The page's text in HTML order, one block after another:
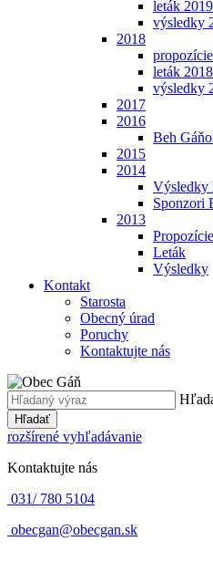
leták 2019
výsledky
2018
leták 2018
výsledky
2017
2016
Beh
2015
2014
Výsledky
Sponzori
2013
Propozície
Leták
Výsledky
Kontakt
Starosta
Obecný úrad
Poruchy
Kontaktujte nás
Hľadať
rozšírené vyhľadávanie
Kontaktujte nás
031/ 780 5104
obecgan@obecgan.sk